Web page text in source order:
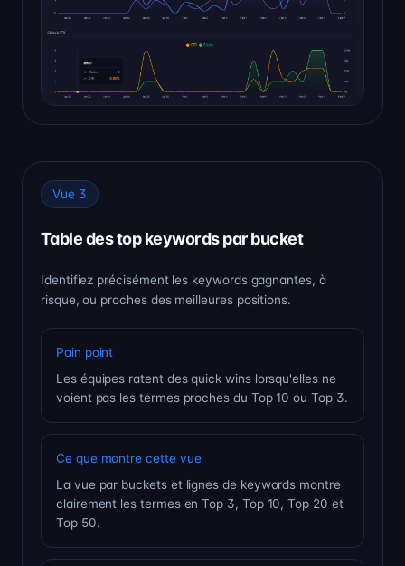
Vue 3
Table des top keywords par bucket
Identifiez précisément les keywords gagnantes, à
risque, ou proches des meilleures positions.
Pain point
Les équipes ratent des quick wins lorsqu'elles ne
voient pas les termes proches du Top 10 ou Top 3.
Ce que montre cette vue
La vue par buckets et lignes de keywords montre
clairement les termes en Top 3, Top 10, Top 20 et
Top 50.